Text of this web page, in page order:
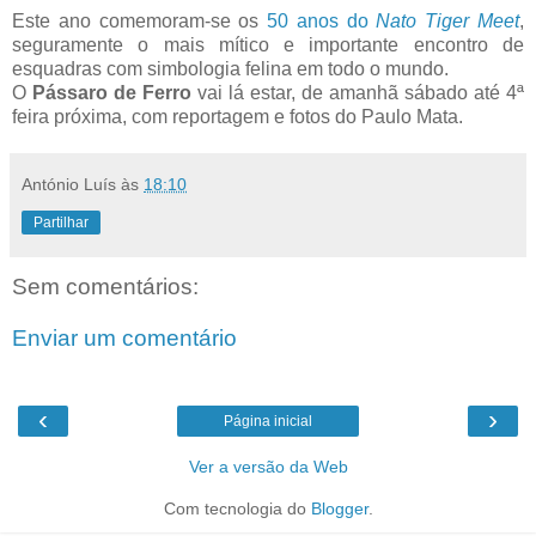
Este ano comemoram-se os50 anos doNato Tiger Meet,
seguramente o mais mítico e importante encontro de
esquadras com simbologia felina em todo o mundo.
O Pássaro de Ferro vai lá estar, de amanhã sábado até 4ª
feira próxima, com reportagem e fotos do Paulo Mata.
António Luís às 18:10
Partilhar
Sem comentários:
Enviar um comentário
‹ ›
Página inicial
Ver a versão da Web
Com tecnologia do Blogger.